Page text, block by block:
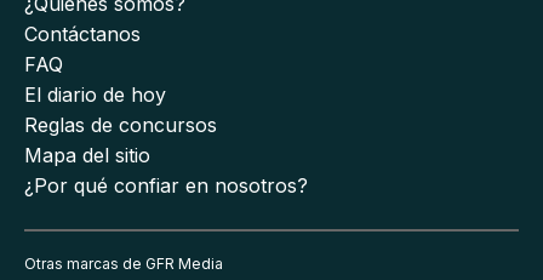
Contáctanos
FAQ
El diario de hoy
Reglas de concursos
Mapa del sitio
¿Por qué confiar en nosotros?
Otras marcas de GFR Media